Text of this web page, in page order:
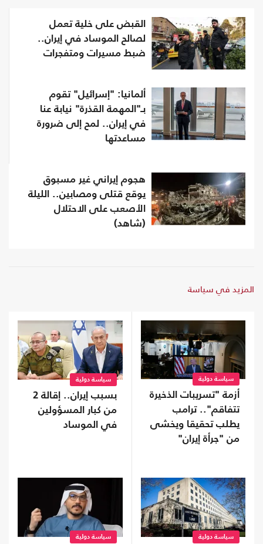
القبض على خلية تعمل
لصالح الموساد في إيران..
ضبط مسيرات ومتفجرات
ألمانيا: "إسرائيل" تقوم
بـ"المهمة القذرة" نيابة عنا
في إيران.. لمح إلى ضرورة
مساعدتها
هجوم إيراني غير مسبوق
يوقع قتلى ومصابين.. الليلة
الأصعب على الاحتلال
(شاهد)
المزيد في سياسة
سياسة دولية
أزمة "تسريبات الذخيرة
تتفاقم".. ترامب
يطلب تحقيقا ويخشى
من "جرأة إيران"
سياسة دولية
بسبب إيران.. إقالة 2
من كبار المسؤولين
في الموساد
سياسة دولية سياسة دولية